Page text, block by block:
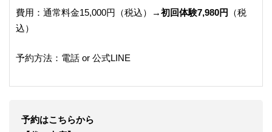
費用：通常料金15,000円（税込）→初回体験7,980円
（税
込）
予約方法：電話 or 公式LINE
予約はこちらから